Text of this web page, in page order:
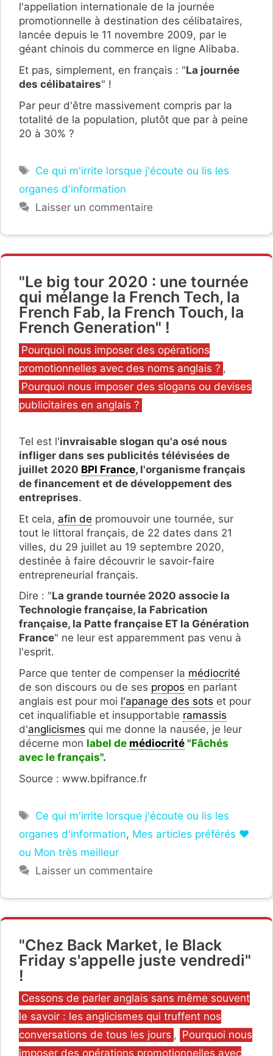
l'appellation internationale de la journée
promotionnelle à destination des célibataires,
lancée depuis le 11 novembre 2009, par le
géant chinois du commerce en ligne Alibaba.
Et pas, simplement, en français : "La journée
des célibataires" !
Par peur d'être massivement compris par la
totalité de la population, plutôt que par à peine
20 à 30% ?
Étiquettes
Ce qui m'irrite lorsque j'écoute ou lis les
organes d'information
Laisser un commentaire
"Le big tour 2020 : une tournée
qui mélange la French Tech, la
French Fab, la French Touch, la
French Generation" !
Catégories
Pourquoi nous imposer des opérations
promotionnelles avec des noms anglais ? ,
Pourquoi nous imposer des slogans ou devises
publicitaires en anglais ?
Tel est l'invraisable slogan qu'a osé nous
infliger dans ses publicités télévisées de
juillet 2020 BPI France, l'organisme français
de financement et de développement des
entreprises.
Et cela, afin de promouvoir une tournée, sur
tout le littoral français, de 22 dates dans 21
villes, du 29 juillet au 19 septembre 2020,
destinée à faire découvrir le savoir-faire
entrepreneurial français.
Dire : "La grande tournée 2020 associe la
Technologie française, la Fabrication
française, la Patte française ET la Génération
France" ne leur est apparemment pas venu à
l'esprit.
Parce que tenter de compenser la médiocrité
de son discours ou de ses propos en parlant
anglais est pour moi l'apanage des sots et pour
cet inqualifiable et insupportable ramassis
d'anglicismes qui me donne la nausée, je leur
décerne mon label de médiocrité "Fâchés
avec le français".
Source : www.bpifrance.fr
Étiquettes
Ce qui m'irrite lorsque j'écoute ou lis les
organes d'information, Mes articles préférés ❤
ou Mon très meilleur
Laisser un commentaire
"Chez Back Market, le Black
Friday s'appelle juste vendredi"
!
Catégories
Cessons de parler anglais sans même souvent
le savoir : les anglicismes qui truffent nos
conversations de tous les jours , Pourquoi nous
imposer des opérations promotionnelles avec